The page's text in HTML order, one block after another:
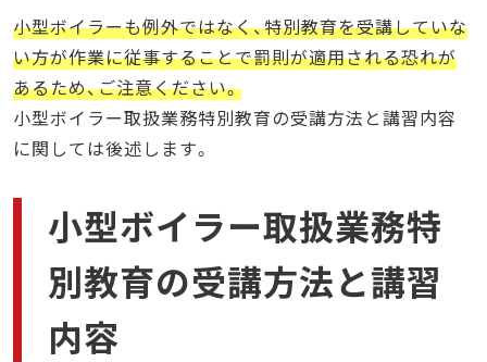
小型ボイラーも例外ではなく、特別教育を受講していな
い方が作業に従事することで罰則が適用される恐れが
あるため、ご注意ください。
小型ボイラー取扱業務特別教育の受講方法と講習内容
に関しては後述します。
小型ボイラー取扱業務特
別教育の受講方法と講習
内容